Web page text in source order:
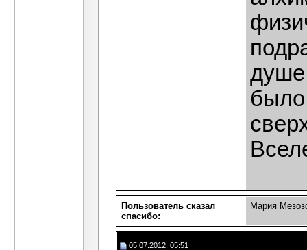
душе
Пользователь сказал
cпасибо:
Мария
05.07.2012, 05:51